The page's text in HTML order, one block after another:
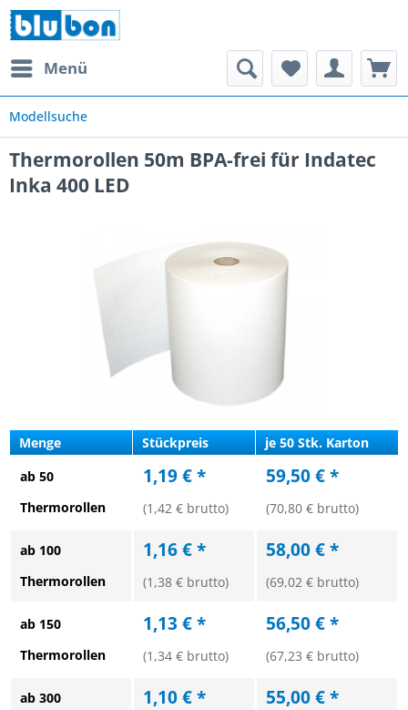
Menü
Modellsuche
Thermorollen 50m BPA-frei für Indatec
Inka 400 LED
Menge Stückpreis
je 50 Stk. Karton
ab 50
Thermorollen
1,19 € *
(1,42 € brutto)
59,50 € *
(70,80 € brutto)
ab 100
Thermorollen
1,16 € *
(1,38 € brutto)
58,00 € *
(69,02 € brutto)
ab 150
Thermorollen
1,13 € *
(1,34 € brutto)
56,50 € *
(67,23 € brutto)
ab 300
1,10 € * 55,00 € *